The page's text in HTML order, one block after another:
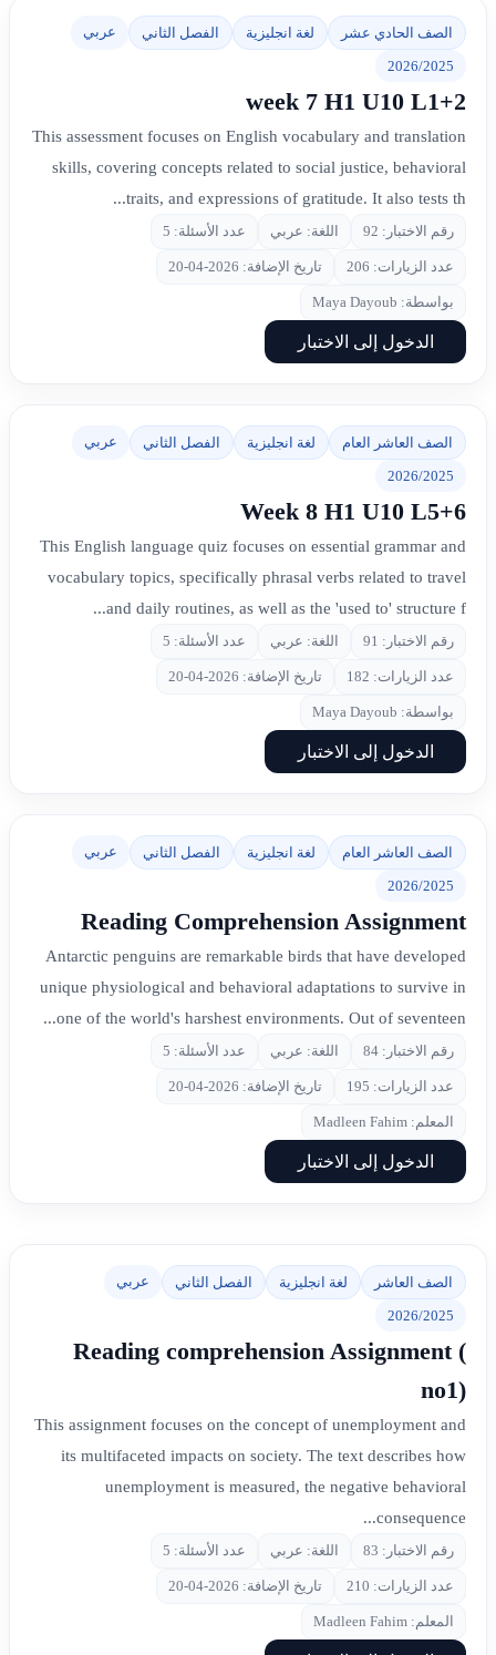
الصف الحادي عشر لغة انجليزية الفصل الثاني عربي
2026/2025
week 7 H1 U10 L1+2
This assessment focuses on English vocabulary and translation
skills, covering concepts related to social justice, behavioral
traits, and expressions of gratitude. It also tests th...
رقم الاختبار: 92 اللغة: عربي عدد الأسئلة: 5
عدد الزيارات: 206 تاريخ الإضافة: 2026-04-20
بواسطة: Maya Dayoub
الدخول إلى الاختبار
الصف العاشر العام لغة انجليزية الفصل الثاني عربي
2026/2025
Week 8 H1 U10 L5+6
This English language quiz focuses on essential grammar and
vocabulary topics, specifically phrasal verbs related to travel
and daily routines, as well as the 'used to' structure f...
رقم الاختبار: 91 اللغة: عربي عدد الأسئلة: 5
عدد الزيارات: 182 تاريخ الإضافة: 2026-04-20
بواسطة: Maya Dayoub
الدخول إلى الاختبار
الصف العاشر العام لغة انجليزية الفصل الثاني عربي
2026/2025
Reading Comprehension Assignment
Antarctic penguins are remarkable birds that have developed
unique physiological and behavioral adaptations to survive in
one of the world's harshest environments. Out of seventeen...
رقم الاختبار: 84 اللغة: عربي عدد الأسئلة: 5
عدد الزيارات: 195 تاريخ الإضافة: 2026-04-20
المعلم: Madleen Fahim
الدخول إلى الاختبار
الصف العاشر لغة انجليزية الفصل الثاني عربي
2026/2025
Reading comprehension Assignment (
no1)
This assignment focuses on the concept of unemployment and
its multifaceted impacts on society. The text describes how
unemployment is measured, the negative behavioral
consequence...
رقم الاختبار: 83 اللغة: عربي عدد الأسئلة: 5
عدد الزيارات: 210 تاريخ الإضافة: 2026-04-20
المعلم: Madleen Fahim